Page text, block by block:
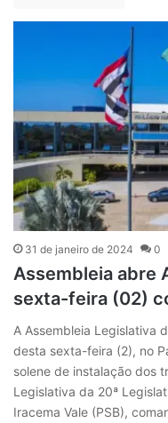
31 de janeiro de 2024 0
Assembleia abre
sexta-feira (02)
A Assembleia Legislativa
desta sexta-feira (2), no
solene de instalação dos
Legislativa da 20ª
Iracema Vale (PSB),